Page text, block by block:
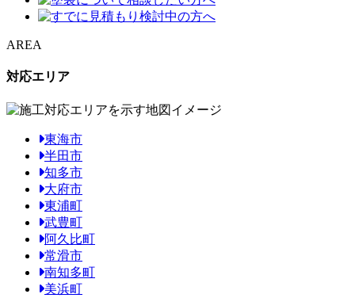
AREA
対応エリア
東海市
半田市
知多市
大府市
東浦町
武豊町
阿久比町
常滑市
南知多町
美浜町